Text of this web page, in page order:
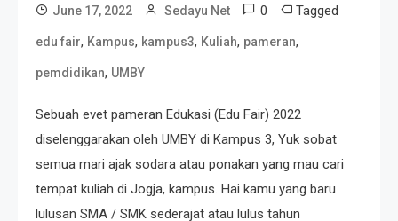
June 17, 2022 Sedayu Net 0 Tagged
edu fair, Kampus, kampus3, Kuliah, pameran,
pemdidikan, UMBY
Sebuah evet pameran Edukasi (Edu Fair) 2022
diselenggarakan oleh UMBY di Kampus 3, Yuk sobat
semua mari ajak sodara atau ponakan yang mau cari
tempat kuliah di Jogja, kampus. Hai kamu yang baru
lulusan SMA / SMK sederajat atau lulus tahun